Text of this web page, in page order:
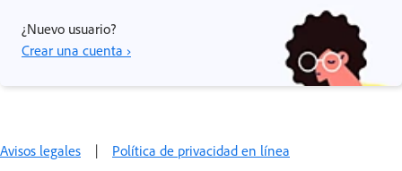
¿Nuevo usuario?
Crear una cuenta ›
Avisos legales | Política de privacidad en línea